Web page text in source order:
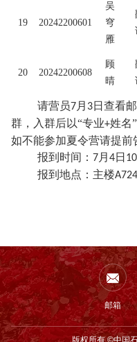
19 20242200601
吴
穹
雁
20 20242200608
顾
晴
请营员7月 3日查看
群，入群后以“专业+姓名
如不能参加夏令营请提前
报到时间： 7月 4日 10
报到地点：主楼A724
邮箱
版权所有 ©中国